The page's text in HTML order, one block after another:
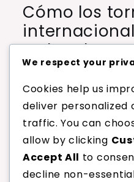
Cómo los
orden de
tienen regulaciones
servicio para
consistencia. Los
secuencia
se establece al inicio
We respect your
Cookies help us
deliver personalized
traffic. You can
allow by clicking
Accept All to
decline non-